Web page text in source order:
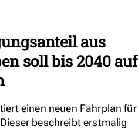
aus
soll bis 2040 auf
einen neuen Fahrplan für
beschreibt erstmalig